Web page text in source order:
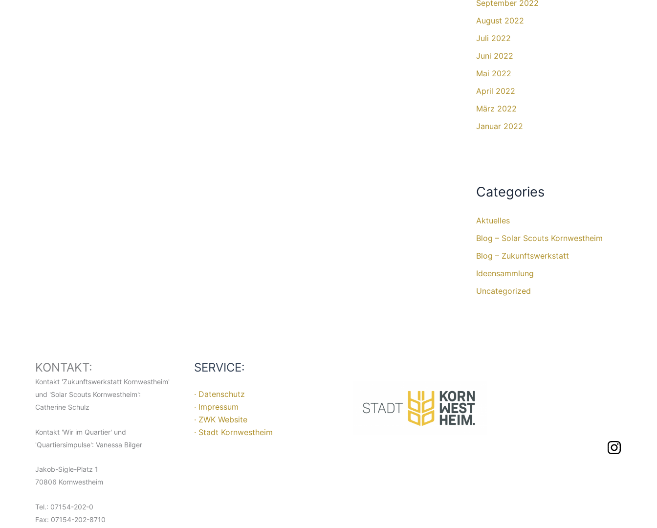
September 2022
August 2022
Juli 2022
Juni 2022
Mai 2022
April 2022
März 2022
Januar 2022
Categories
Aktuelles
Blog – Solar Scouts Kornwestheim​
Blog – Zukunftswerkstatt
Ideensammlung
Uncategorized
KONTAKT:
Kontakt 'Zukunftswerkstatt Kornwestheim'
und 'Solar Scouts Kornwestheim':
Catherine Schulz
Kontakt 'Wir im Quartier' und
'Quartiersimpulse': Vanessa Bilger
Jakob-Sigle-Platz 1
70806 Kornwestheim
Tel.: 07154-202-0
Fax: 07154-202-8710
SERVICE:
· Datenschutz
· Impressum
· ZWK Website
· Stadt Kornwestheim